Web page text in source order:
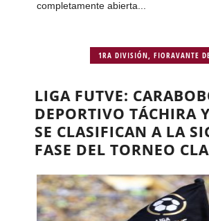
completamente abierta...
1RA DIVISIÓN ,FIORAVANTE
LIGA FUTVE:
DEPORTIVO TÁCHIRA
SE CLASIFICAN A LA
FASE DEL TORNEO